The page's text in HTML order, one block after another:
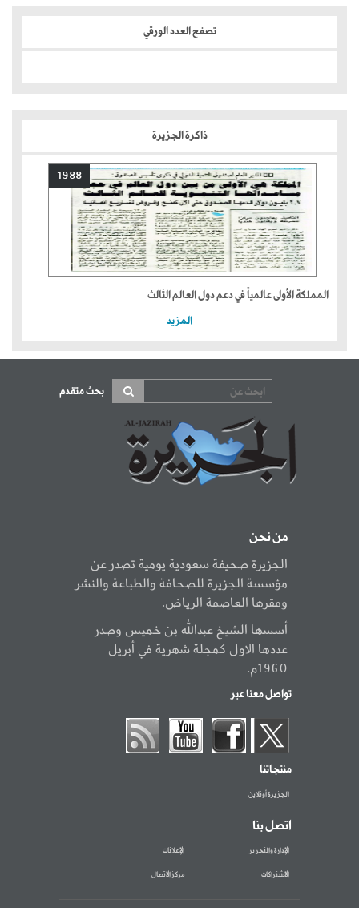
تصفح العدد الورقي
ذاكرة الجزيرة
1988
المملكة الأولى عالمياً في دعم دول العالم الثالث
المزيد
بحث متقدم
من نحن
الجزيرة صحيفة سعودية يومية تصدر عن
مؤسسة الجزيرة للصحافة والطباعة والنشر
ومقرها العاصمة الرياض.
أسسها الشيخ عبدالله بن خميس وصدر
عددها الاول كمجلة شهرية في أبريل
1960م.
تواصل معنا عبر
منتجاتنا
الجزيرة أونلاين
اتصل بنا
الإدارة والتحرير الإعلانات
الاشتراكات مركز الاتصال